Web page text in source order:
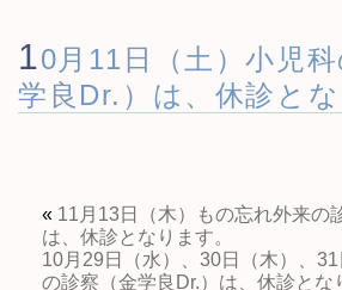
10月11日（土）小児
学良Dr.）は、休診とな
« 11月13日（木）もの忘れ外来の
は、休診となります。
10月29日（水）、30日（木）、
の診察（金学良Dr.）は、休診とな